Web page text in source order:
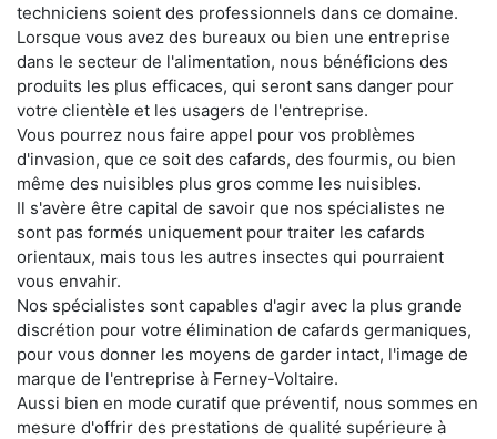
techniciens soient des professionnels dans ce domaine.
Lorsque vous avez des bureaux ou bien une entreprise
dans le secteur de l'alimentation, nous bénéficions des
produits les plus efficaces, qui seront sans danger pour
votre clientèle et les usagers de l'entreprise.
Vous pourrez nous faire appel pour vos problèmes
d'invasion, que ce soit des cafards, des fourmis, ou bien
même des nuisibles plus gros comme les nuisibles.
Il s'avère être capital de savoir que nos spécialistes ne
sont pas formés uniquement pour traiter les cafards
orientaux, mais tous les autres insectes qui pourraient
vous envahir.
Nos spécialistes sont capables d'agir avec la plus grande
discrétion pour votre élimination de cafards germaniques,
pour vous donner les moyens de garder intact, l'image de
marque de l'entreprise à Ferney-Voltaire.
Aussi bien en mode curatif que préventif, nous sommes en
mesure d'offrir des prestations de qualité supérieure à